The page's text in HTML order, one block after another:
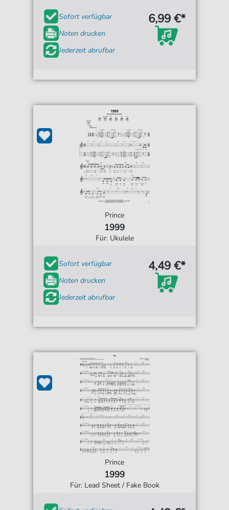
Sofort verfügbar
Noten drucken
Jederzeit abrufbar
6,99 €*
Prince
1999
Für: Ukulele
Sofort verfügbar
Noten drucken
Jederzeit abrufbar
4,49 €*
Prince
1999
Für: Lead Sheet / Fake Book